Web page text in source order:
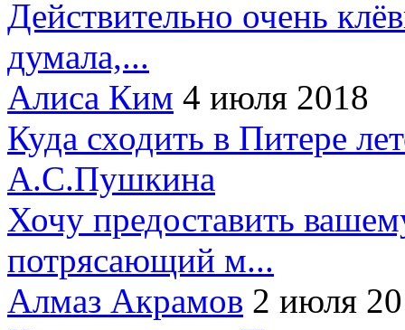
Действительно очень
думала,...
Алиса Ким 4 июля 2018
Куда сходить в Питере
А.С.Пушкина
Хочу предоставить
потрясающий м...
Алмаз Акрамов 2 июля